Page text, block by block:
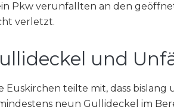
Pkw verunfallten an den
verletzt.
und
Euskirchen teilte mit, dass
neun Gullideckel im